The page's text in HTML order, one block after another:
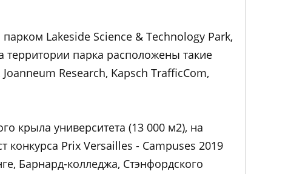
Lakeside Science & Technology Park,
парка расположены такие
Research, Kapsch TrafficCom,
крыла университета (13 000 м2), на
Prix Versailles - Campuses 2019
Барнард-колледжа, Стэнфордского